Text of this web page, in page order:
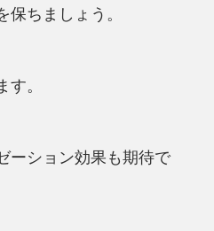
ちましょう。
。
ーション効果も期待で